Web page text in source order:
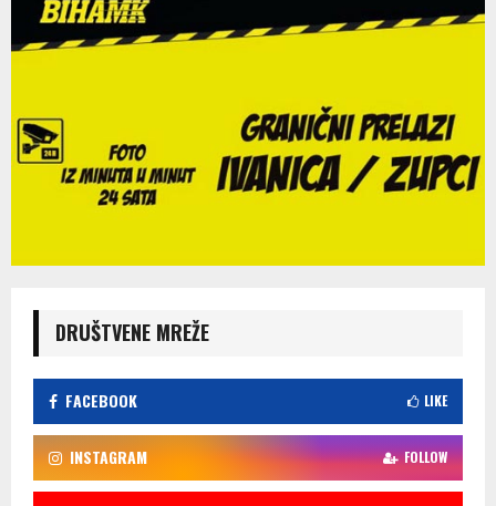
DRUŠTVENE MREŽE
FACEBOOK LIKE
INSTAGRAM FOLLOW